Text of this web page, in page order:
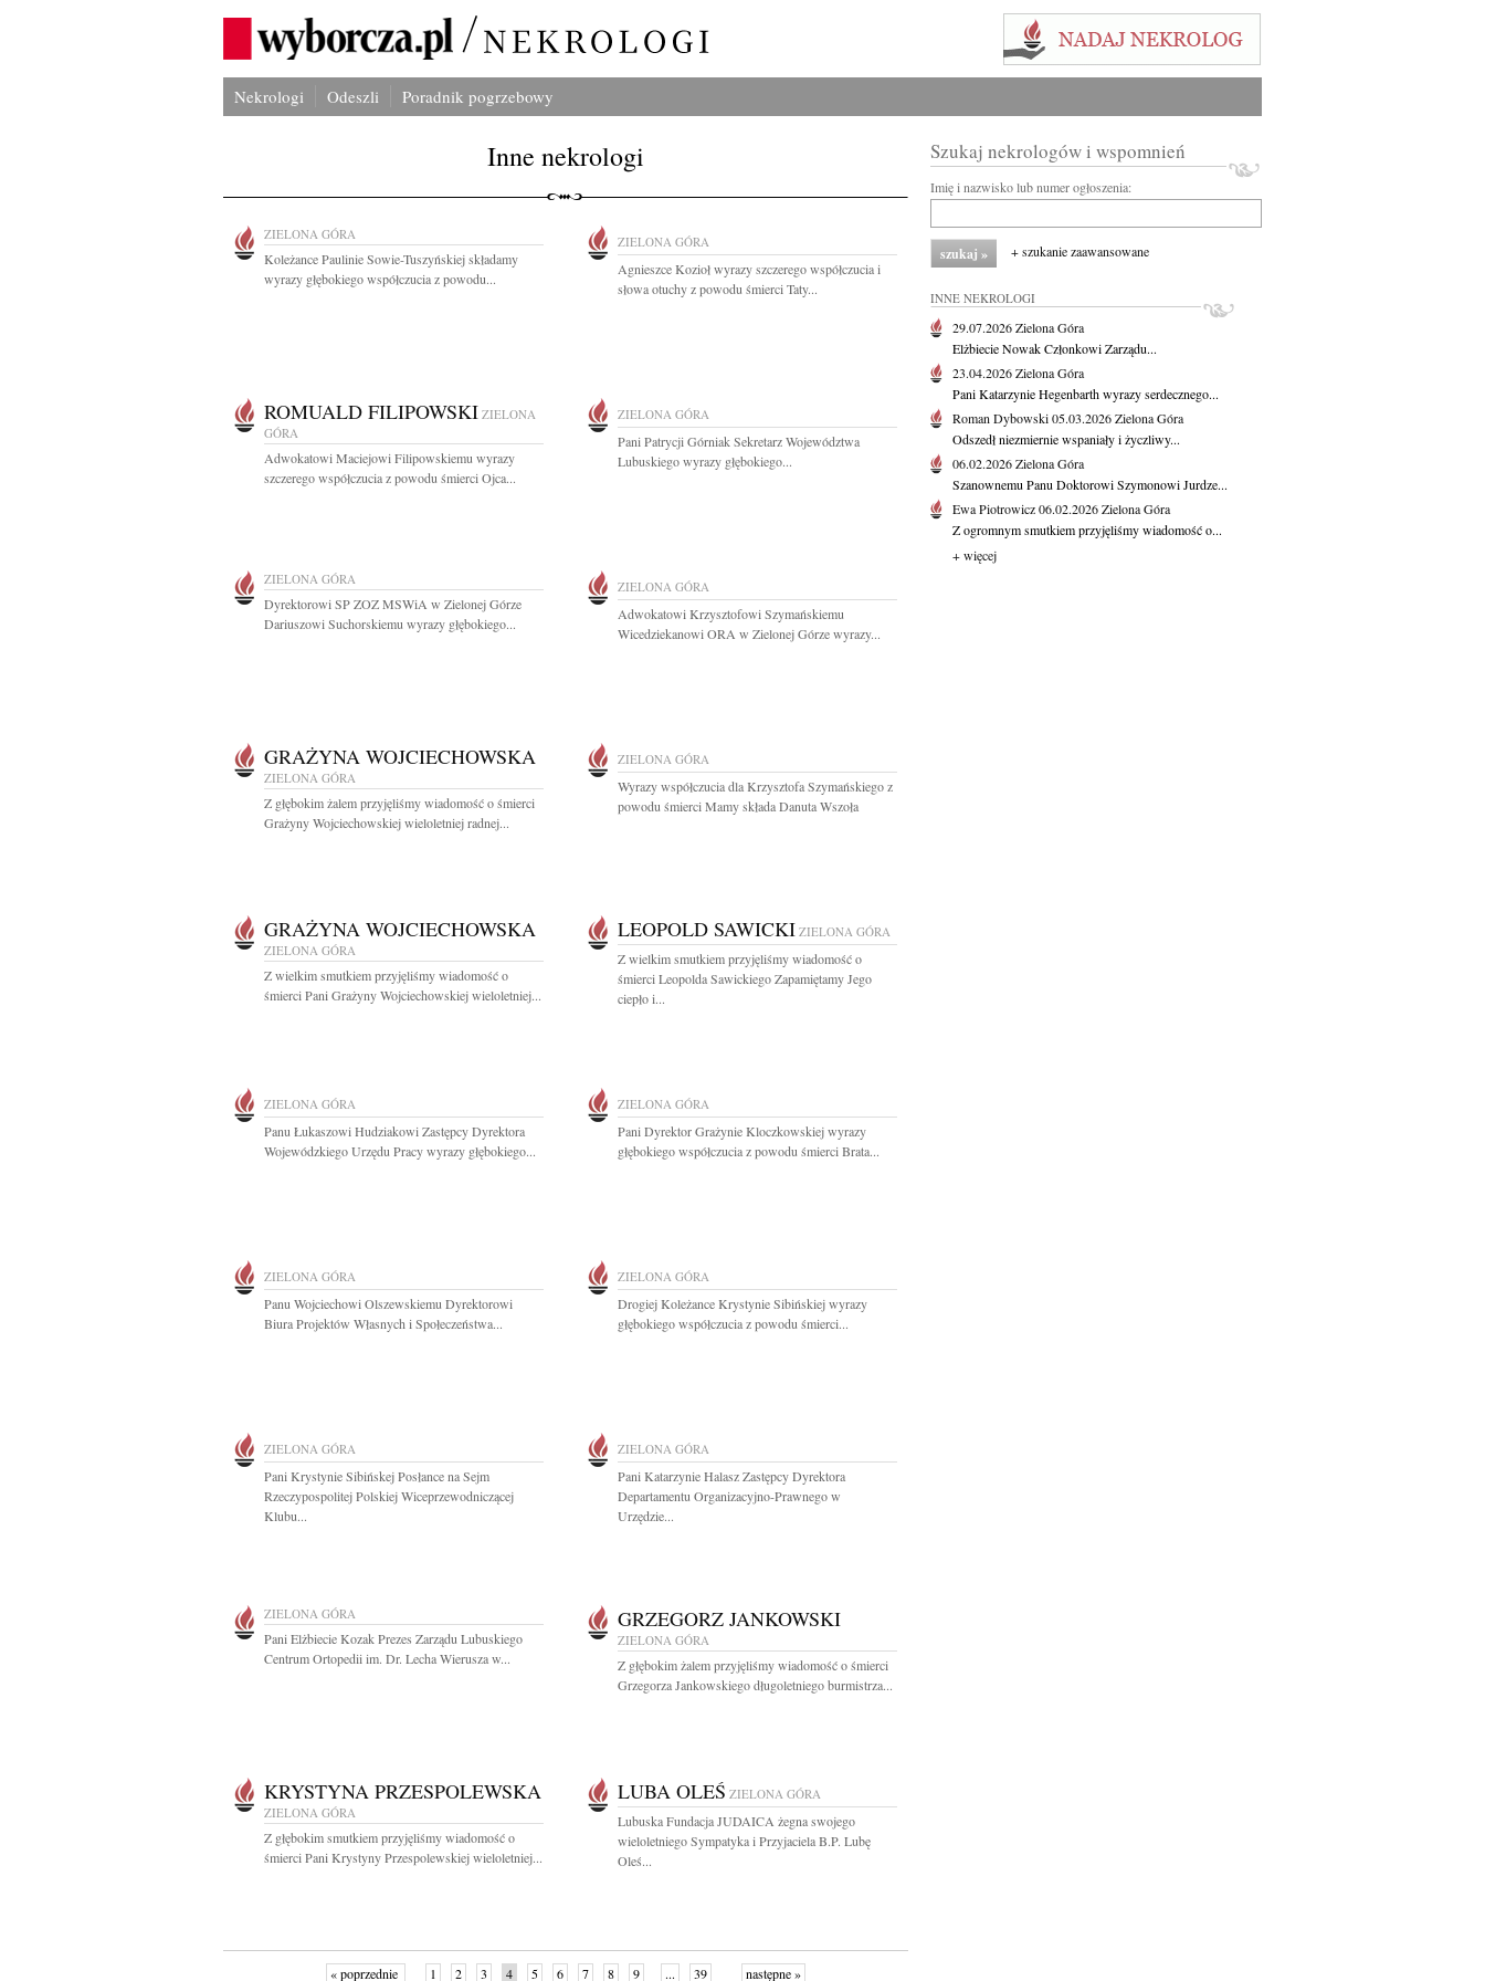
Nekrologi Odeszli Poradnik pogrzebowy
Inne nekrologi
ZIELONA GÓRA
Koleżance Paulinie Sowie-Tuszyńskiej składamy
wyrazy głębokiego współczucia z powodu...
ZIELONA GÓRA
Agnieszce Kozioł wyrazy szczerego współczucia i
słowa otuchy z powodu śmierci Taty...
ROMUALD FILIPOWSKI ZIELONA
GÓRA
Adwokatowi Maciejowi Filipowskiemu wyrazy
szczerego współczucia z powodu śmierci Ojca...
ZIELONA GÓRA
Pani Patrycji Górniak Sekretarz Województwa
Lubuskiego wyrazy głębokiego...
ZIELONA GÓRA
Dyrektorowi SP ZOZ MSWiA w Zielonej Górze
Dariuszowi Suchorskiemu wyrazy głębokiego...
ZIELONA GÓRA
Adwokatowi Krzysztofowi Szymańskiemu
Wicedziekanowi ORA w Zielonej Górze wyrazy...
GRAŻYNA WOJCIECHOWSKA
ZIELONA GÓRA
Z głębokim żalem przyjęliśmy wiadomość o śmierci
Grażyny Wojciechowskiej wieloletniej radnej...
ZIELONA GÓRA
Wyrazy współczucia dla Krzysztofa Szymańskiego z
powodu śmierci Mamy składa Danuta Wszoła
GRAŻYNA WOJCIECHOWSKA
ZIELONA GÓRA
Z wielkim smutkiem przyjęliśmy wiadomość o
śmierci Pani Grażyny Wojciechowskiej wieloletniej...
LEOPOLD SAWICKI ZIELONA GÓRA
Z wielkim smutkiem przyjęliśmy wiadomość o
śmierci Leopolda Sawickiego Zapamiętamy Jego
ciepło i...
ZIELONA GÓRA
Panu Łukaszowi Hudziakowi Zastępcy Dyrektora
Wojewódzkiego Urzędu Pracy wyrazy głębokiego...
ZIELONA GÓRA
Pani Dyrektor Grażynie Kloczkowskiej wyrazy
głębokiego współczucia z powodu śmierci Brata...
ZIELONA GÓRA
Panu Wojciechowi Olszewskiemu Dyrektorowi
Biura Projektów Własnych i Społeczeństwa...
ZIELONA GÓRA
Drogiej Koleżance Krystynie Sibińskiej wyrazy
głębokiego współczucia z powodu śmierci...
ZIELONA GÓRA
Pani Krystynie Sibińskej Posłance na Sejm
Rzeczypospolitej Polskiej Wiceprzewodniczącej
Klubu...
ZIELONA GÓRA
Pani Katarzynie Halasz Zastępcy Dyrektora
Departamentu Organizacyjno-Prawnego w
Urzędzie...
ZIELONA GÓRA
Pani Elżbiecie Kozak Prezes Zarządu Lubuskiego
Centrum Ortopedii im. Dr. Lecha Wierusza w...
GRZEGORZ JANKOWSKI
ZIELONA GÓRA
Z głębokim żalem przyjęliśmy wiadomość o śmierci
Grzegorza Jankowskiego długoletniego burmistrza...
KRYSTYNA PRZESPOLEWSKA
ZIELONA GÓRA
Z głębokim smutkiem przyjęliśmy wiadomość o
śmierci Pani Krystyny Przespolewskiej wieloletniej...
LUBA OLEŚ ZIELONA GÓRA
Lubuska Fundacja JUDAICA żegna swojego
wieloletniego Sympatyka i Przyjaciela B.P. Lubę
Oleś...
« poprzednie 1 2 3 4 5 6 7 8 9 ... 39 następne »
Szukaj nekrologów i wspomnień
Imię i nazwisko lub numer ogłoszenia:
+ szukanie zaawansowane
INNE NEKROLOGI
29.07.2026Zielona Góra
Elżbiecie Nowak Członkowi Zarządu...
23.04.2026Zielona Góra
Pani Katarzynie Hegenbarth wyrazy serdecznego...
Roman Dybowski05.03.2026Zielona Góra
Odszedł niezmiernie wspaniały i życzliwy...
06.02.2026Zielona Góra
Szanownemu Panu Doktorowi Szymonowi Jurdze...
Ewa Piotrowicz06.02.2026Zielona Góra
Z ogromnym smutkiem przyjęliśmy wiadomość o...
+ więcej